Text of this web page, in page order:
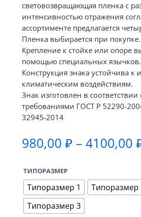
световозвращающая пленка с
интенсивностью отражения
ассортименте предлагается
Пленка выбирается при покупке.
Крепление к стойке или опоре
помощью специальных язычков.
Конструкция знака устойчива к
климатическим воздействиям.
Знак изготовлен в соответствии
требованиями ГОСТ Р 52290-
32945-2014
980,00 ₽ – 4100,00
ТИПОРАЗМЕР
Типоразмер 1
Типоразмер
Типоразмер 3